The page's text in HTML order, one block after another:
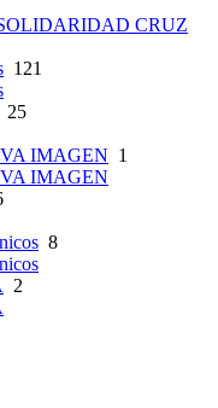
CRUZ
121
25
IMAGEN 1
IMAGEN
8
2